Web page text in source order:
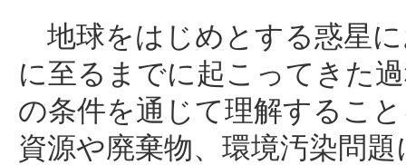
地球をはじめとする惑星
に至るまでに起こってきた
の条件を通じて理解するこ
資源や廃棄物、環境汚染問